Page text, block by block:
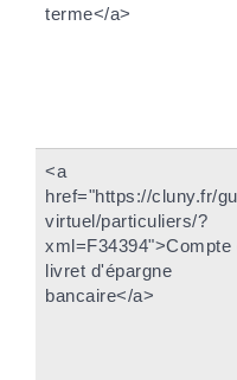
terme</a>
<a
href="https://cluny.fr/
virtuel/particuliers/?
xml=F34394">Compte
livret d'épargne
bancaire</a>